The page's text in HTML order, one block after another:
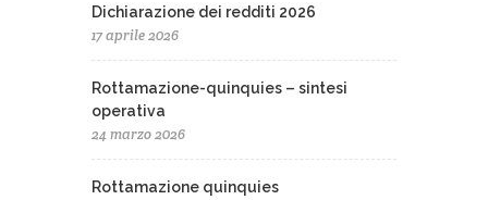
Dichiarazione dei redditi 2026
17 aprile 2026
Rottamazione-quinquies – sintesi
operativa
24 marzo 2026
Rottamazione quinquies